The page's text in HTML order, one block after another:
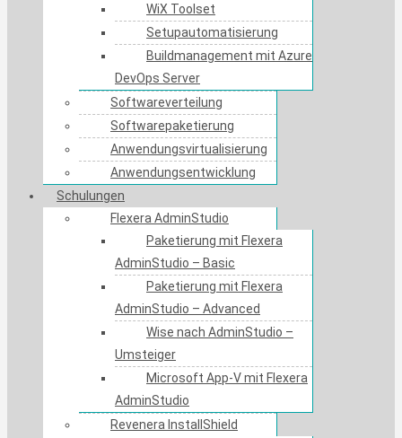
WiX Toolset
Setupautomatisierung
Buildmanagement mit Azure
DevOps Server
Softwareverteilung
Softwarepaketierung
Anwendungsvirtualisierung
Anwendungsentwicklung
Schulungen
Flexera AdminStudio
Paketierung mit Flexera
AdminStudio – Basic
Paketierung mit Flexera
AdminStudio – Advanced
Wise nach AdminStudio –
Umsteiger
Microsoft App-V mit Flexera
AdminStudio
Revenera InstallShield